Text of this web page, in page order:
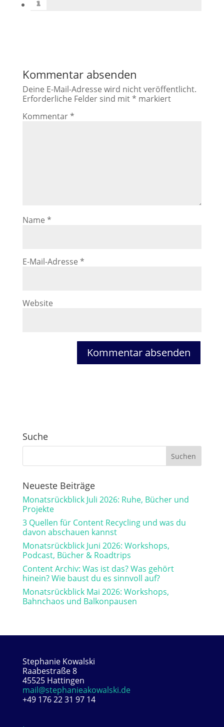
Kommentar absenden
Deine E-Mail-Adresse wird nicht veröffentlicht.
Erforderliche Felder sind mit* markiert
Kommentar*
Name *
E-Mail-Adresse *
Website
Suche
Neueste Beiträge
Monatsrückblick Juli 2026: Ruhe, Bücher und
Projekte
3 Quellen für Content Recycling und was du
davon abschauen kannst
Monatsrückblick Juni 2026: Workshops,
Podcast, Bücher & Roadtrips
Content Archiv: Was ist das? Was gehört
hinein? Wie baust du es sinnvoll auf?
Monatsrückblick Mai 2026: Workshops,
Bahnchaos und Balkonpausen
Stephanie Kowalski
Raabestraße 8
45525 Hattingen
mail@stephanieakowalski.de
+49 176 22 31 97 14